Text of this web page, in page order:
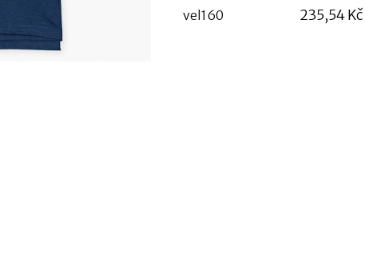
vel160 235,54 Kč